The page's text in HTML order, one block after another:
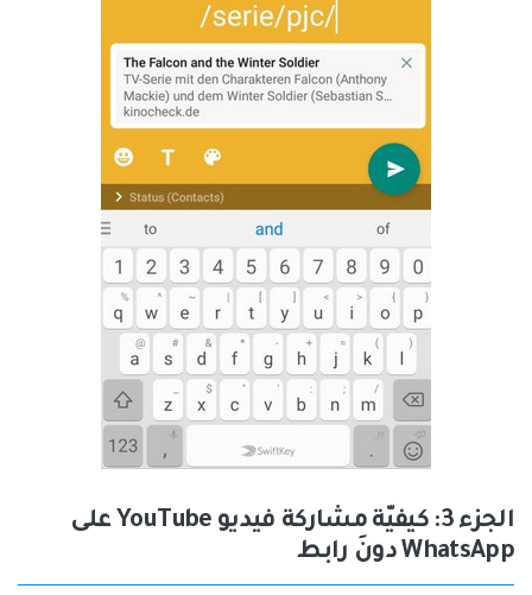
الجزء 3: كيفيّة مشاركة فيديو YouTube على
WhatsApp دونَ رابط